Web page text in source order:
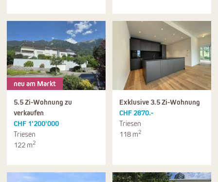
neu am Markt
5.5 Zi-Wohnung zu
verkaufen
CHF 1'200'000
Triesen
122 m2
Exklusive 3.5 Zi-Wohnung
CHF 2870.-
Triesen
118 m2